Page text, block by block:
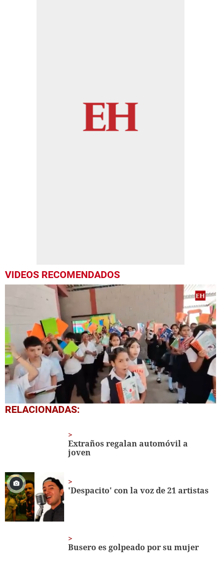
VIDEOS RECOMENDADOS
0
seconds
RELACIONADAS:
Extraños regalan automóvil a
joven
'Despacito' con la voz de 21 artistas
Busero es golpeado por su mujer